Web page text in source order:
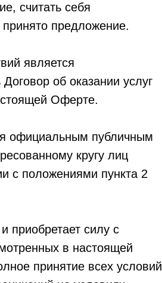
считать себя
предложение.
является
об оказании услуг
Оферте.
официальным публичным
кругу лиц
с положениями пункта 2
приобретает силу с
в настоящей
принятие всех условий